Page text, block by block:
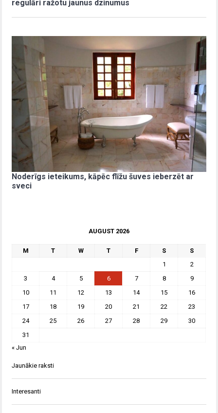
regulāri ražotu jaunus dzinumus
Noderīgs ieteikums, kāpēc flīžu šuves ieberzēt ar
sveci
AUGUST 2026
M T W T F S
S
1
2
3
4 5 6 7 8
9
10
11 12 13 14 15
16
17
18 19 20 21 22
23
24
25 26 27 28 29
30
31
« Jun
Jaunākie raksti
Interesanti